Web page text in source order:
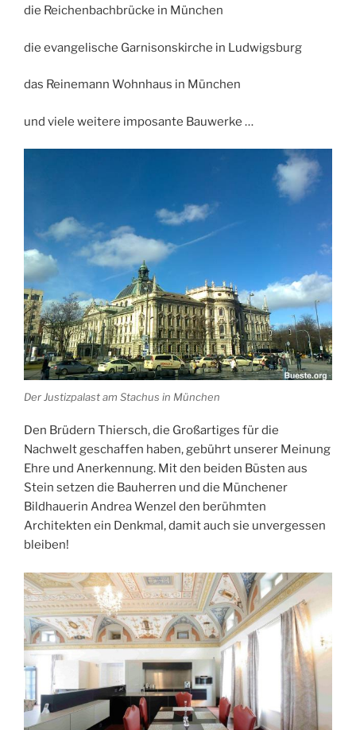
die Reichenbachbrücke in München
die evangelische Garnisonskirche in Ludwigsburg
das Reinemann Wohnhaus in München
und viele weitere imposante Bauwerke …
Der Justizpalast am Stachus in München
Den Brüdern Thiersch, die Großartiges für die
Nachwelt geschaffen haben, gebührt unserer Meinung
Ehre und Anerkennung. Mit den beiden Büsten aus
Stein setzen die Bauherren und die Münchener
Bildhauerin Andrea Wenzel den berühmten
Architekten ein Denkmal, damit auch sie unvergessen
bleiben!